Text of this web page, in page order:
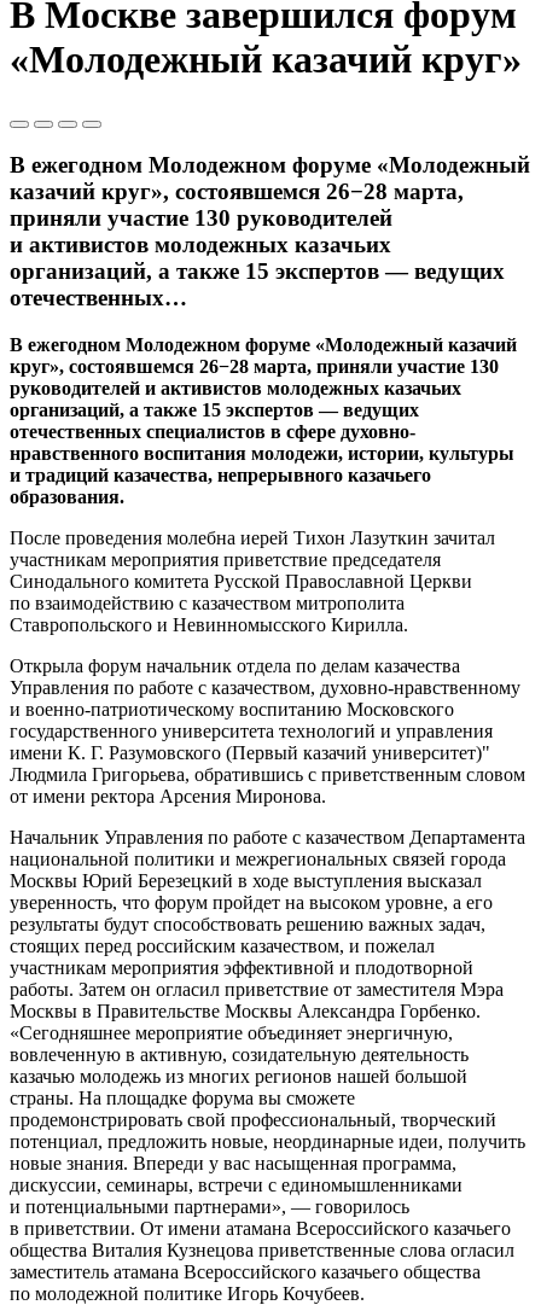
В Москве завершился форум
«Молодежный казачий круг»
В ежегодном Молодежном форуме «Молодежный
казачий круг», состоявшемся 26−28 марта,
приняли участие 130 руководителей
и активистов молодежных казачьих
организаций, а также 15 экспертов — ведущих
отечественных…
В ежегодном Молодежном форуме «Молодежный казачий
круг», состоявшемся 26−28 марта, приняли участие 130
руководителей и активистов молодежных казачьих
организаций, а также 15 экспертов — ведущих
отечественных специалистов в сфере духовно-
нравственного воспитания молодежи, истории, культуры
и традиций казачества, непрерывного казачьего
образования.
После проведения молебна иерей Тихон Лазуткин зачитал
участникам мероприятия приветствие председателя
Синодального комитета Русской Православной Церкви
по взаимодействию с казачеством митрополита
Ставропольского и Невинномысского Кирилла.
Открыла форум начальник отдела по делам казачества
Управления по работе с казачеством, духовно-нравственному
и военно-патриотическому воспитанию Московского
государственного университета технологий и управления
имени К. Г. Разумовского (Первый казачий университет)"
Людмила Григорьева, обратившись с приветственным словом
от имени ректора Арсения Миронова.
Начальник Управления по работе с казачеством Департамента
национальной политики и межрегиональных связей города
Москвы Юрий Березецкий в ходе выступления высказал
уверенность, что форум пройдет на высоком уровне, а его
результаты будут способствовать решению важных задач,
стоящих перед российским казачеством, и пожелал
участникам мероприятия эффективной и плодотворной
работы. Затем он огласил приветствие от заместителя Мэра
Москвы в Правительстве Москвы Александра Горбенко.
«Сегодняшнее мероприятие объединяет энергичную,
вовлеченную в активную, созидательную деятельность
казачью молодежь из многих регионов нашей большой
страны. На площадке форума вы сможете
продемонстрировать свой профессиональный, творческий
потенциал, предложить новые, неординарные идеи, получить
новые знания. Впереди у вас насыщенная программа,
дискуссии, семинары, встречи с единомышленниками
и потенциальными партнерами», — говорилось
в приветствии. От имени атамана Всероссийского казачьего
общества Виталия Кузнецова приветственные слова огласил
заместитель атамана Всероссийского казачьего общества
по молодежной политике Игорь Кочубеев.